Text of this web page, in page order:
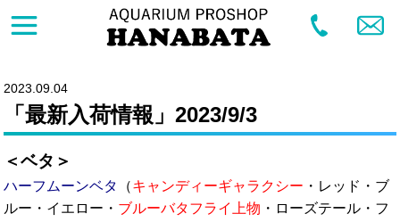
2023.09.04
「最新入荷情報」2023/9/3
＜ベタ＞
ハーフムーンベタ （キャンディーギャラクシー ・レッド・ブ
ルー・イエロー・ ブルーバタフライ上物 ・ローズテール・フ